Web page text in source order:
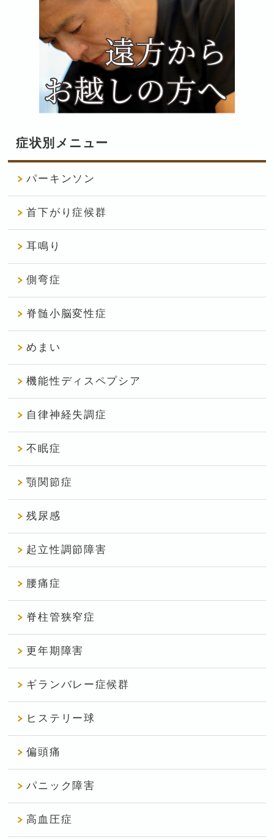
症状別メニュー
パーキンソン
首下がり症候群
耳鳴り
側弯症
脊髄小脳変性症
めまい
機能性ディスペプシア
自律神経失調症
不眠症
顎関節症
残尿感
起立性調節障害
腰痛症
脊柱管狭窄症
更年期障害
ギランバレー症候群
ヒステリー球
偏頭痛
パニック障害
高血圧症